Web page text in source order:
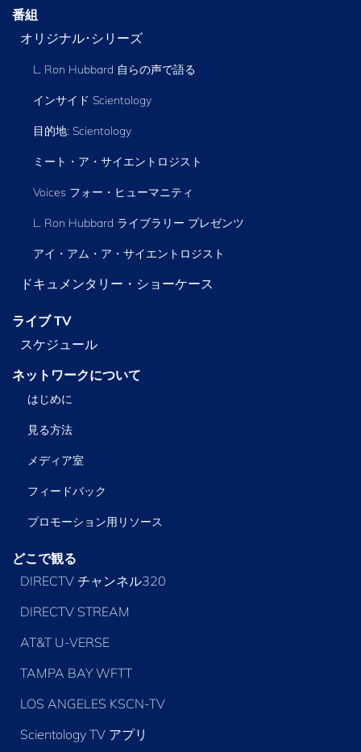
番組
オリジナル･シリーズ
L. Ron Hubbard 自らの声で語る
インサイド Scientology
目的地: Scientology
ミート・ア・サイエントロジスト
Voices フォー・ヒューマニティ
L. Ron Hubbard ライブラリー プレゼンツ
アイ・アム・ア・サイエントロジスト
ドキュメンタリー・ショーケース
ライブ TV
スケジュール
ネットワークについて
はじめに
見る方法
メディア室
フィードバック
プロモーション用リソース
どこで観る
DIRECTV チャンネル320
DIRECTV STREAM
AT&T U-VERSE
TAMPA BAY WFTT
LOS ANGELES KSCN-TV
Scientology TV アプリ